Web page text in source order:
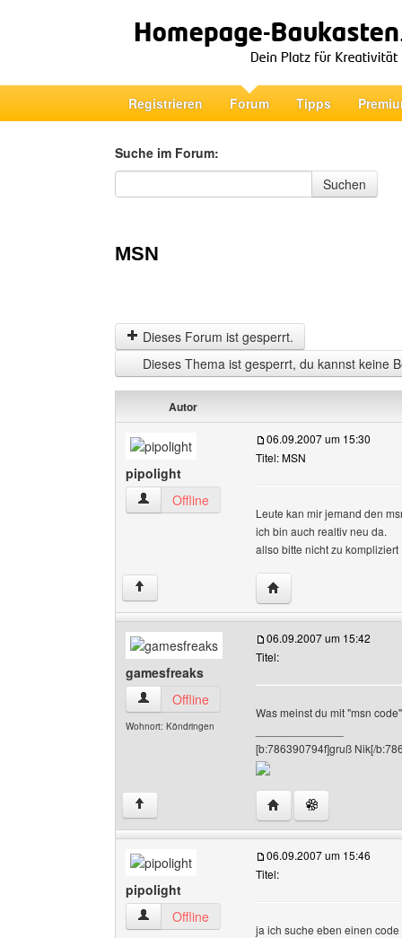
Registrieren Forum Tipps
Suche im Forum:
Suche im Forum
Suchen
MSN
Dieses Forum ist gesperrt.
Dieses Thema ist gesperrt, du kannst keine
Autor
pipolight
pipolight Benutzer-Profile anzeigen
Offline
06.09.2007 um 15:30
Titel: MSN
Leute kan mir jemand den
ich bin auch realtiv neu da.
allso bitte nicht zu kompliziert
↑ Website dieses
gamesfreaks
gamesfreaks Benutzer-Profile anzeigen
Offline
Wohnort: Köndringen
06.09.2007 um 15:42
Titel:
Was meinst du mit "msn
[b:786390794f]gruß Nik[/
↑ Website dieses
pipolight
pipolight Benutzer-Profile anzeigen
Offline
06.09.2007 um 15:46
Titel:
ja ich suche eben einen